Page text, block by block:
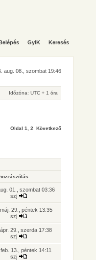
GyIK Keresés
aug. 08., szombat 19:46
Időzóna: UTC + 1 óra
Oldal 1 2 Következő
01., szombat 03:36
szj
29., péntek 13:35
szj
29., szerda 17:38
szj
13., péntek 14:11
szj